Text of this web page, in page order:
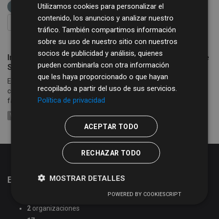
Grupos: Medio ambiente
FILTRAR RESULTADOS
Infraestructura de Datos Espaciales de la Provincia de
Salamanca
Esta plataforma permite visualizar y descargar todos los fondos
cartográficos de la Provincia de Salamanca, de forma gratuita,
facilitando datos alfanuméricos y gráficos de la...
WEB
Estadísticas del portal de datos abiertos
2 organizaciones
Utilizamos cookies para personalizar el
contenido, los anuncios y analizar nuestro
tráfico. También compartimos información
sobre su uso de nuestro sitio con nuestros
socios de publicidad y análisis, quienes
pueden combinarla con otra información
que les haya proporcionado o que hayan
recopilado a partir del uso de sus servicios.
Política de privacidad
ACEPTAR TODO
RECHAZAR TODO
MOSTRAR DETALLES
POWERED BY COOKIESCRIPT